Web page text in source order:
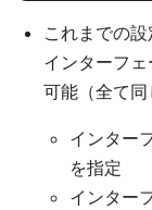
これまでの
インターフ
可能（全て同
インター
を指定
インター